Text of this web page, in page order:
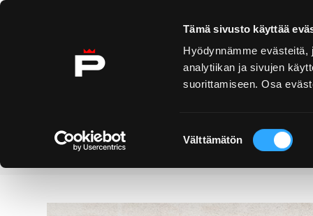
Tämä sivusto käyttää
Hyödynnämme
analytiikan ja sivujen
suorittamiseen. Osa
valinta
Välttämätön
Ohita sisältö
Etusivu